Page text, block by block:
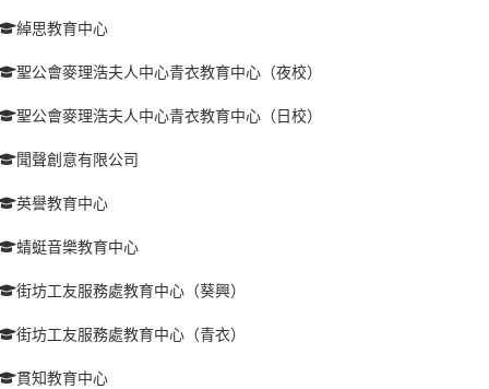
綽思教育中心
聖公會麥理浩夫人中心青衣教育中心（夜校）
聖公會麥理浩夫人中心青衣教育中心（日校）
聞聲創意有限公司
英譽教育中心
蜻蜓音樂教育中心
街坊工友服務處教育中心（葵興）
街坊工友服務處教育中心（青衣）
貫知教育中心